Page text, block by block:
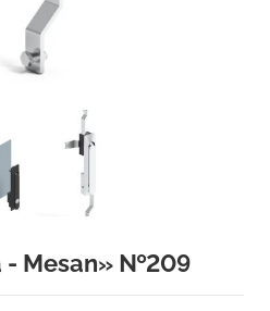
- Mesan» №209